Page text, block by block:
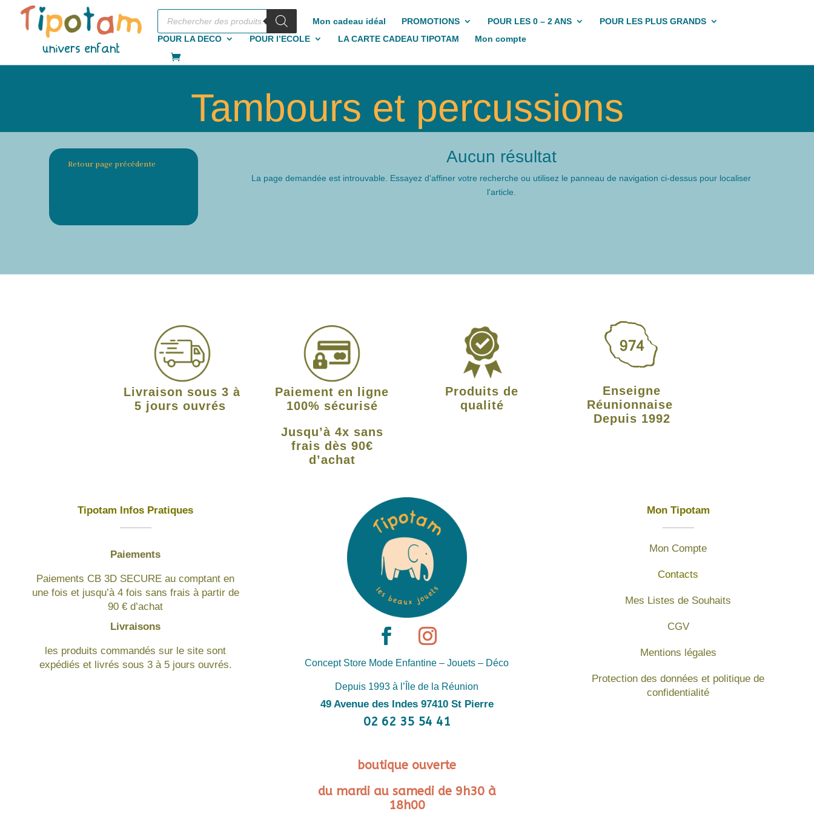
Recherche
produits
Mon cadeau idéal PROMOTIONS POUR LES 0 – 2 ANS
POUR LES PLUS GRANDS
POUR LA DECO
POUR l’ECOLE LA CARTE CADEAU TIPOTAM Mon compte
Tambours et percussions
Retour page précédente Aucun résultat
La page demandée est introuvable. Essayez d'affiner votre recherche ou utilisez le panneau de navigation ci-dessus pour localiser
l'article.
Livraison sous 3 à
5 jours ouvrés
Paiement en ligne
100% sécurisé
Jusqu’à 4x sans
frais dès 90€
d’achat
Produits de
qualité
Enseigne
Réunionnaise
Depuis 1992
Tipotam Infos Pratiques
Paiements
Paiements CB 3D SECURE au comptant en
une fois et jusqu’à 4 fois sans frais à partir de
90 € d’achat
Livraisons
les produits commandés sur le site sont
expédiés et livrés sous 3 à 5 jours ouvrés.
Concept Store Mode Enfantine – Jouets – Déco
Depuis 1993 à l’Île de la Réunion
49 Avenue des Indes 97410 St Pierre
02 62 35 54 41
boutique ouverte
du mardi au samedi de 9h30 à
18h00
Mon Tipotam
Mon Compte
Contacts
Mes Listes de Souhaits
CGV
Mentions légales
Protection des données et politique de
confidentialité